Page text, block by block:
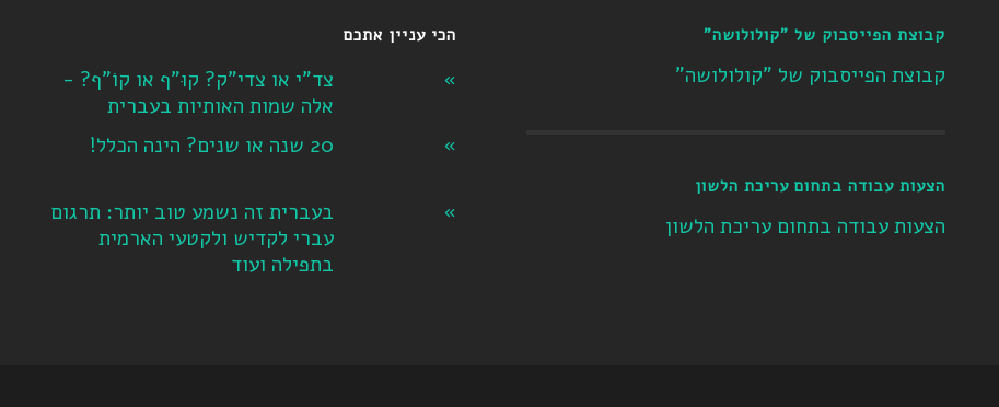
קבוצת הפייסבוק של "קולולושה"
קבוצת הפייסבוק של "קולולושה"
הצעות עבודה בתחום עריכת הלשון
הצעות עבודה בתחום עריכת הלשון
הכי עניין אתכם
צד"י או צדי"ק? קוּ"ף או קוֹ"ף? -
אלה שמות האותיות בעברית
20 שנה או שנים? הינה הכלל!
בעברית זה נשמע טוב יותר: תרגום
עברי לקדיש ולקטעי הארמית
בתפילה ועוד